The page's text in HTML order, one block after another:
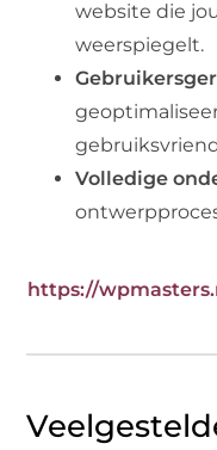
website die
weerspiegelt.
Volledige
https://